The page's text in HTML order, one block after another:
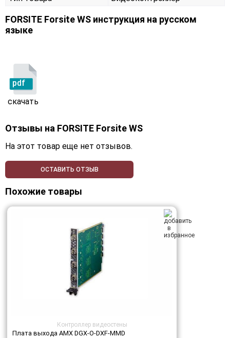
FORSITE Forsite WS инструкция на русском
языке
pdf
скачать
Отзывы на FORSITE Forsite WS
На этот товар еще нет отзывов.
ОСТАВИТЬ ОТЗЫВ
Похожие товары
Контроллер видеостены
Плата выхода AMX DGX-O-DXF-MMD